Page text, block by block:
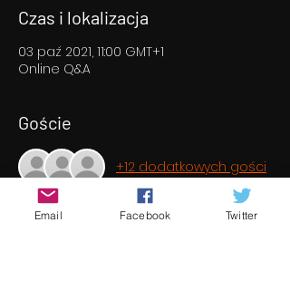
Czas i lokalizacja
03 paź 2021, 11:00 GMT+1
Online Q&A
Goście
+12 dodatkowych gości
Email Facebook Twitter